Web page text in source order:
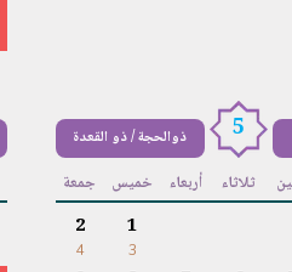
5 ذوالحجة / ذو القعدة
ثلاثاء أربعاء خميس جمعة
1
3
2
4